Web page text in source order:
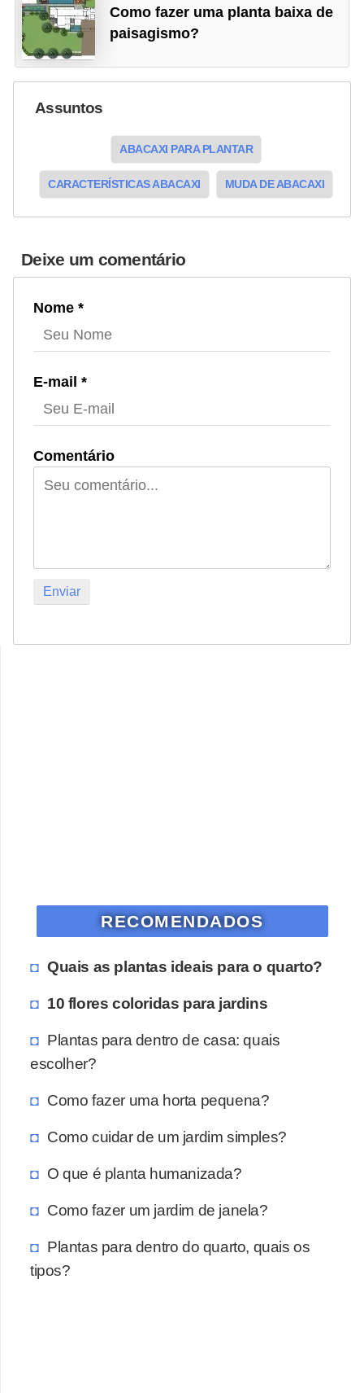
Como fazer uma planta baixa de
paisagismo?
Assuntos
ABACAXI PARA PLANTAR
CARACTERÍSTICAS ABACAXI MUDA DE ABACAXI
Deixe um comentário
Nome *
E-mail *
Comentário
RECOMENDADOS
Quais as plantas ideais para o quarto?
10 flores coloridas para jardins
Plantas para dentro de casa: quais
escolher?
Como fazer uma horta pequena?
Como cuidar de um jardim simples?
O que é planta humanizada?
Como fazer um jardim de janela?
Plantas para dentro do quarto, quais os
tipos?